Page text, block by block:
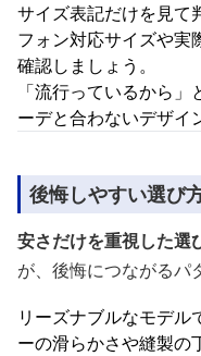
サイズ表記だけを見て
フォン対応サイズや
確認しましょう。
「流行っているから
ーデと合わないデザイ
後悔しやすい選び
安さだけを重視した選
が、後悔につながるパ
リーズナブルなモデル
ーの滑らかさや縫製の